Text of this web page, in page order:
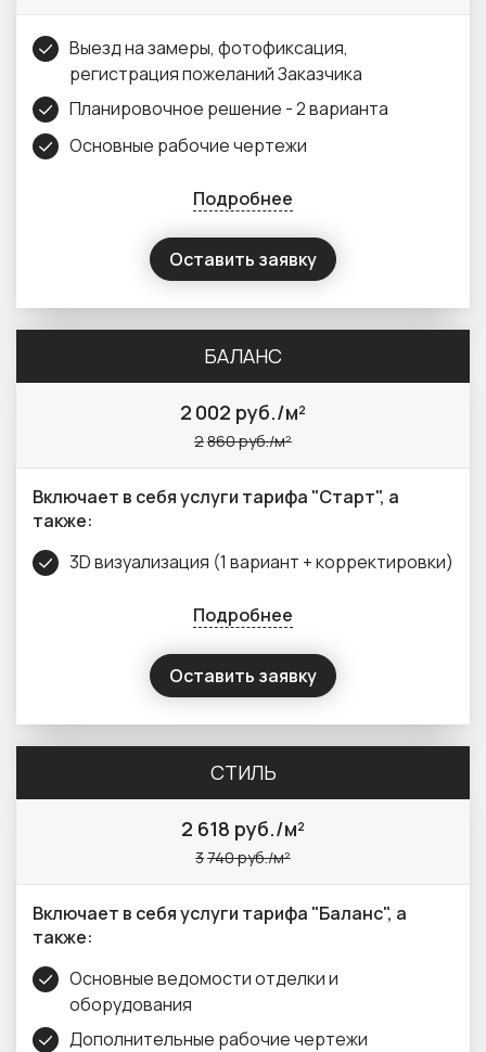
Выезд на замеры, фотофиксация,
регистрация пожеланий Заказчика
Планировочное решение - 2 варианта
Основные рабочие чертежи
Подробнее
Оставить заявку
БАЛАНС
2 002 руб./м²
2860 руб./м²
Включает в себя услуги тарифа "Старт", а
также:
3D визуализация (1 вариант + корректировки)
Подробнее
Оставить заявку
СТИЛЬ
2 618 руб./м²
3740 руб./м²
Включает в себя услуги тарифа "Баланс", а
также:
Основные ведомости отделки и
оборудования
Дополнительные рабочие чертежи